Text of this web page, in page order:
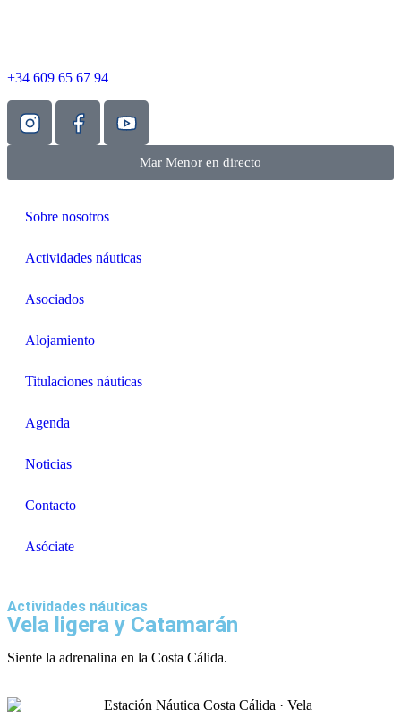
+34 609 65 67 94
Mar Menor en directo
Sobre nosotros
Actividades náuticas
Asociados
Alojamiento
Titulaciones náuticas
Agenda
Noticias
Contacto
Asóciate
Actividades náuticas
Vela ligera y Catamarán
Siente la adrenalina en la Costa Cálida.